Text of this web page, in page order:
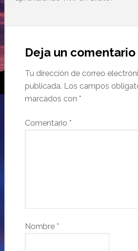
Deja un comentario
Tu dirección de correo
publicada. Los campos
marcados con *
Comentario *
Nombre *